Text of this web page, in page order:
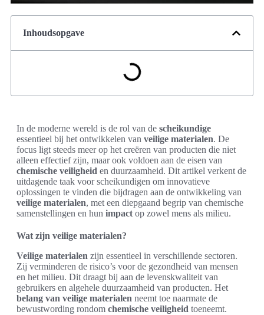
Inhoudsopgave
In de moderne wereld is de rol van de scheikundige
essentieel bij het ontwikkelen van veilige materialen. De
focus ligt steeds meer op het creëren van producten die niet
alleen effectief zijn, maar ook voldoen aan de eisen van
chemische veiligheid en duurzaamheid. Dit artikel verkent de
uitdagende taak voor scheikundigen om innovatieve
oplossingen te vinden die bijdragen aan de ontwikkeling van
veilige materialen, met een diepgaand begrip van chemische
samenstellingen en hun impact op zowel mens als milieu.
Wat zijn veilige materialen?
Veilige materialen zijn essentieel in verschillende sectoren.
Zij verminderen de risico’s voor de gezondheid van mensen
en het milieu. Dit draagt bij aan de levenskwaliteit van
gebruikers en algehele duurzaamheid van producten. Het
belang van veilige materialen neemt toe naarmate de
bewustwording rondom chemische veiligheid toeneemt.